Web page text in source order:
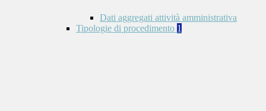
Dati aggregati attività amministrativa
Tipologie di procedimento 1